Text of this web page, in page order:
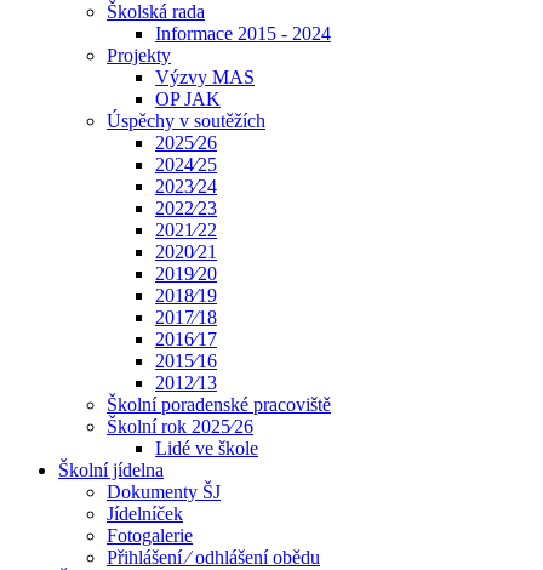
Školská rada
Informace 2015 - 2024
Projekty
Výzvy MAS
OP JAK
Úspěchy v soutěžích
2025⁄26
2024⁄25
2023⁄24
2022⁄23
2021⁄22
2020⁄21
2019⁄20
2018⁄19
2017⁄18
2016⁄17
2015⁄16
2012⁄13
Školní poradenské pracoviště
Školní rok 2025⁄26
Lidé ve škole
Školní jídelna
Dokumenty ŠJ
Jídelníček
Fotogalerie
Přihlášení ⁄ odhlášení obědu